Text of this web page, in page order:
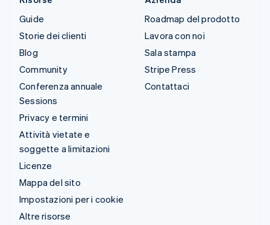
Guide
Storie dei clienti
Blog
Community
Conferenza annuale
Sessions
Privacy e termini
Attività vietate e
soggette a limitazioni
Licenze
Mappa del sito
Impostazioni per i cookie
Altre risorse
Roadmap del prodotto
Lavora con noi
Sala stampa
Stripe Press
Contattaci